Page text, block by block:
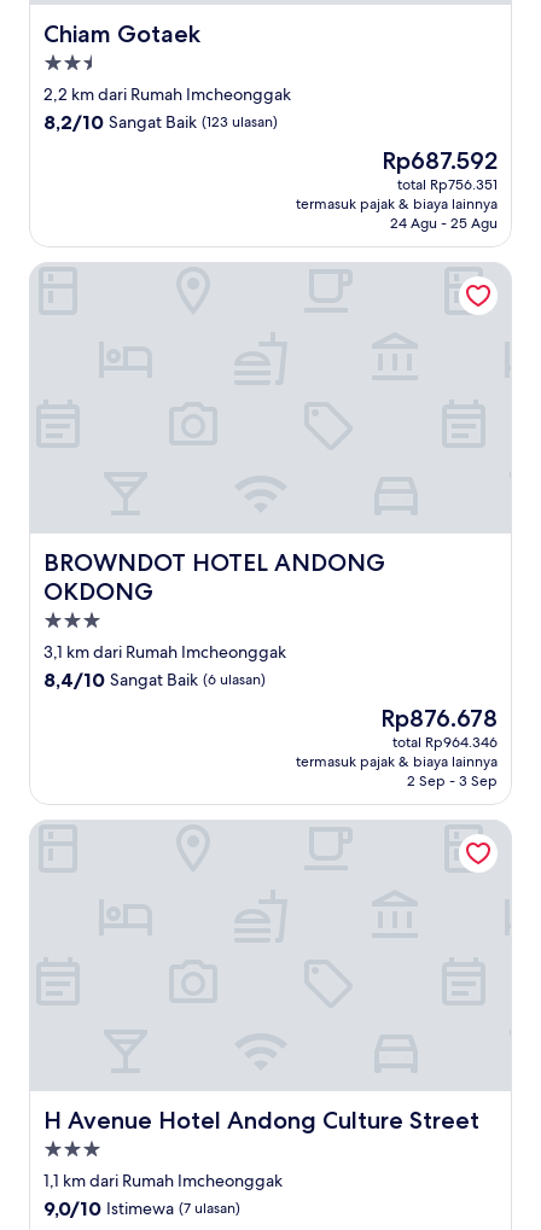
Chiam Gotaek
Chiam Gotaek
Properti
bintang
2.5
2,2 km dari Rumah Imcheonggak
8.2
ulasan)
8,2/10 Sangat Baik (123 ulasan)
Harga
sekarang
Rp687.592
Rp687.592
total Rp756.351
termasuk pajak & biaya lainnya
24 Agu - 25 Agu
BROWNDOT HOTEL ANDONG
OKDONG
BROWNDOT HOTEL ANDONG OKDONG
Properti
bintang
3.0
3,1 km dari Rumah Imcheonggak
8.4
ulasan)
8,4/10 Sangat Baik (6 ulasan)
Harga
sekarang
Rp876.678
Rp876.678
total Rp964.346
termasuk pajak & biaya lainnya
2 Sep - 3 Sep
BROWNDOT HOTEL ANDONG OKDONG
H Avenue Hotel Andong Culture Street
H Avenue Hotel Andong Culture Street
Properti
bintang
3.0
1,1 km dari Rumah Imcheonggak
9.0
9,0/10 Istimewa (7 ulasan)
H Avenue Hotel Andong Culture Street